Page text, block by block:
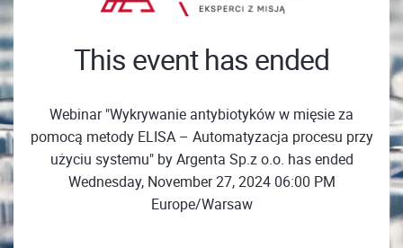
This event has ended
Webinar "Wykrywanie antybiotyków w mięsie za
pomocą metody ELISA – Automatyzacja procesu przy
użyciu systemu" by Argenta Sp.z o.o. has ended
Wednesday, November 27, 2024 06:00 PM
Europe/Warsaw